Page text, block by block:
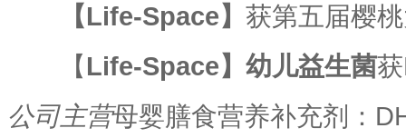
【Life-Space】 获第五届樱
【Life-Space】幼儿益生菌
公司主营母婴膳食营养补充剂：